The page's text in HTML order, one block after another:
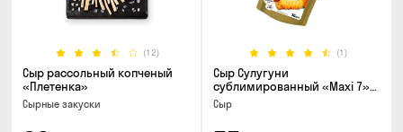
(12)
Сыр рассольный копченый
«Плетенка»
Cырные закуски
(1)
Сыр Сулугуни
сублимированный «Maxi 7»
кусочки, 30г
Сыр